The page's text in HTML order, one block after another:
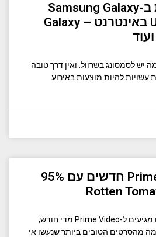
הנה איך לצפות ב-Samsung Galaxy
Unpacked 2024 באינטרנט – Galaxy
יש לסמסונג בשרוול. ואין דרך טובה
עשויות להיות מוצעות באירוע
5 סרטי Prime Video חדשים עם 95%
טונות של סרטים חדשים מגיעים ל-Prime Video מדי חודש,
2024 מביא כמה מהסרטים הטובים ביותר שנעשו אי